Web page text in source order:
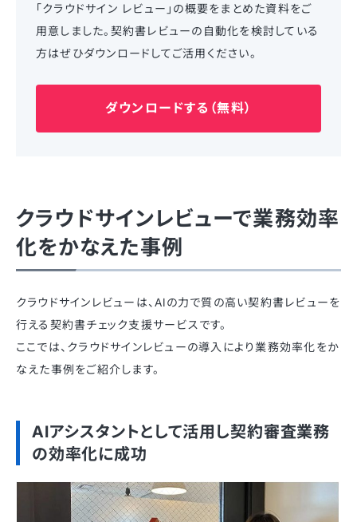
「クラウドサイン レビュー」の概要をまとめた資料をご
用意しました。契約書レビューの自動化を検討している
方はぜひダウンロードしてご活用ください。
ダウンロードする（無料）
クラウドサインレビューで業務効率
化をかなえた事例
クラウドサインレビューは、AIの力で質の高い契約書レビューを
行える契約書チェック支援サービスです。
ここでは、クラウドサインレビューの導入により業務効率化をか
なえた事例をご紹介します。
AIアシスタントとして活用し契約審査業務
の効率化に成功